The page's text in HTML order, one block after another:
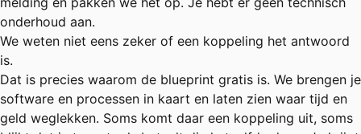
onderhoud aan.
We weten niet eens zeker of een koppeling het antwoord
is.
Dat is precies waarom de blueprint gratis is. We brengen je
software en processen in kaart en laten zien waar tijd en
geld weglekken. Soms komt daar een koppeling uit, soms